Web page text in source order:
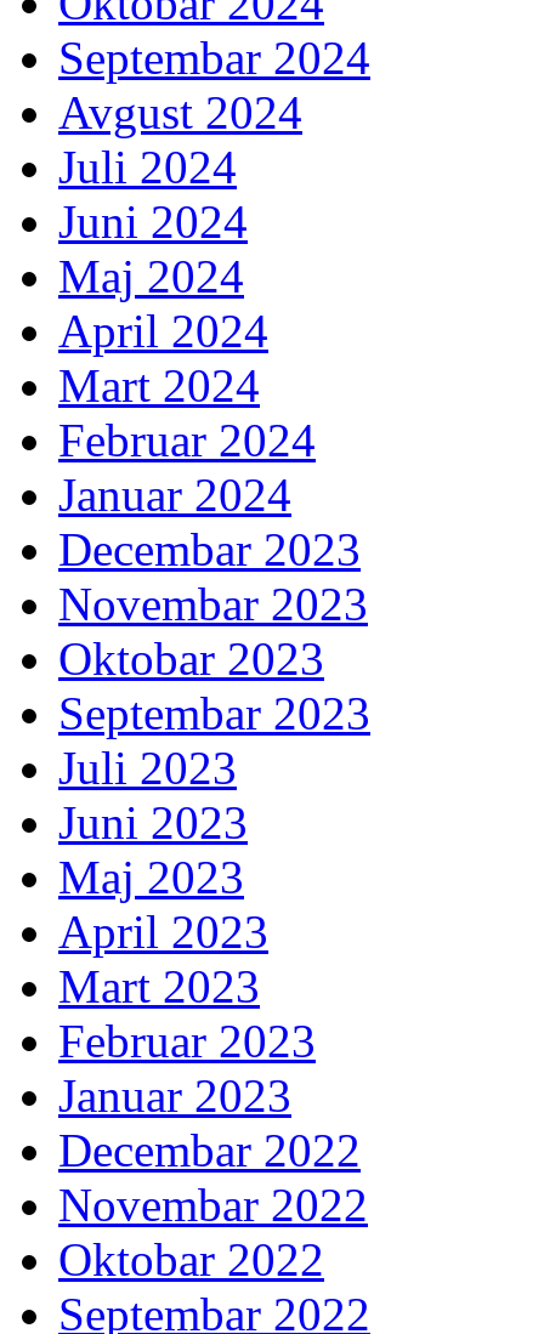
Septembar 2024
Avgust 2024
Juli 2024
Juni 2024
Maj 2024
April 2024
Mart 2024
Februar 2024
Januar 2024
Decembar 2023
Novembar 2023
Oktobar 2023
Septembar 2023
Juli 2023
Juni 2023
Maj 2023
April 2023
Mart 2023
Februar 2023
Januar 2023
Decembar 2022
Novembar 2022
Oktobar 2022
Septembar 2022